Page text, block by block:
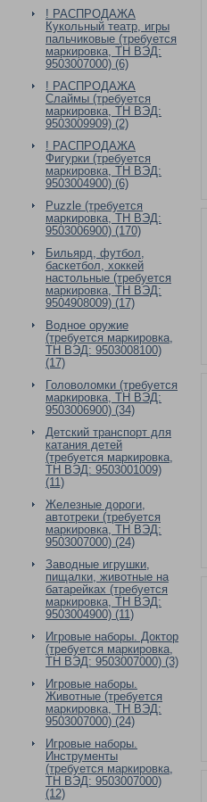
! РАСПРОДАЖА
Кукольный театр, игры
пальчиковые (требуется
маркировка, ТН ВЭД:
9503007000) (6)
! РАСПРОДАЖА
Слаймы (требуется
маркировка, ТН ВЭД:
9503009909) (2)
! РАСПРОДАЖА
Фигурки (требуется
маркировка, ТН ВЭД:
9503004900) (6)
Puzzle (требуется
маркировка, ТН ВЭД:
9503006900) (170)
Бильярд, футбол,
баскетбол, хоккей
настольные (требуется
маркировка, ТН ВЭД:
9504908009) (17)
Водное оружие
(требуется маркировка,
ТН ВЭД: 9503008100)
(17)
Головоломки (требуется
маркировка, ТН ВЭД:
9503006900) (34)
Детский транспорт для
катания детей
(требуется маркировка,
ТН ВЭД: 9503001009)
(11)
Железные дороги,
автотреки (требуется
маркировка, ТН ВЭД:
9503007000) (24)
Заводные игрушки,
пищалки, животные на
батарейках (требуется
маркировка, ТН ВЭД:
9503004900) (11)
Игровые наборы. Доктор
(требуется маркировка,
ТН ВЭД: 9503007000) (3)
Игровые наборы.
Животные (требуется
маркировка, ТН ВЭД:
9503007000) (24)
Игровые наборы.
Инструменты
(требуется маркировка,
ТН ВЭД: 9503007000)
(12)